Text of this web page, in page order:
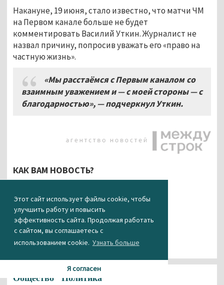
Этот сайт использует файлы cookie, чтобы
улучшить работу и повысить
эффективность сайта. Продолжая работать
с сайтом, вы соглашаетесь с
использованием cookie. Узнать больше
Я согласен
Накануне, 19 июня, стало известно, что матчи ЧМ
на Первом канале больше не будет
комментировать Василий Уткин. Журналист не
назвал причину, попросив уважать его «право на
частную жизнь».
«Мы расстаёмся с Первым каналом со
взаимным уважением и — с моей стороны — с
благодарностью», — подчеркнул Уткин.
КАК ВАМ НОВОСТЬ?
0 0 0 0 0
Общество Политика